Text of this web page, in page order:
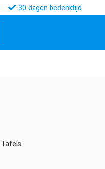
30 dagen bedenktijd
Tafels